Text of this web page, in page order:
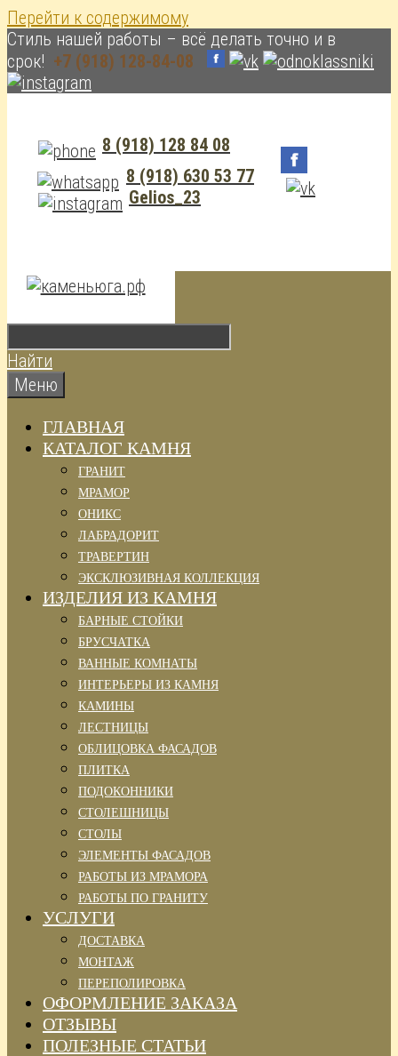
Перейти к содержимому
Cтиль нашей работы – всё делать точно и в
срок! +7 (918) 128-84-08
8 (918) 128 84 08
8 (918) 630 53 77
Gelios_23
Найти
Меню
ГЛАВНАЯ
КАТАЛОГ КАМНЯ
ГРАНИТ
МРАМОР
ОНИКС
ЛАБРАДОРИТ
ТРАВЕРТИН
ЭКСКЛЮЗИВНАЯ КОЛЛЕКЦИЯ
ИЗДЕЛИЯ ИЗ КАМНЯ
БАРНЫЕ СТОЙКИ
БРУСЧАТКА
ВАННЫЕ КОМНАТЫ
ИНТЕРЬЕРЫ ИЗ КАМНЯ
КАМИНЫ
ЛЕСТНИЦЫ
ОБЛИЦОВКА ФАСАДОВ
ПЛИТКА
ПОДОКОННИКИ
СТОЛЕШНИЦЫ
СТОЛЫ
ЭЛЕМЕНТЫ ФАСАДОВ
РАБОТЫ ИЗ МРАМОРА
РАБОТЫ ПО ГРАНИТУ
УСЛУГИ
ДОСТАВКА
МОНТАЖ
ПЕРЕПОЛИРОВКА
ОФОРМЛЕНИЕ ЗАКАЗА
ОТЗЫВЫ
ПОЛЕЗНЫЕ СТАТЬИ